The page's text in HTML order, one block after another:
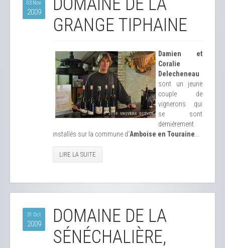
03 Nov
2009
GRANGE TIPHAINE
Damien et
Coralie
Delecheneau
sont un jeune
couple de
vignerons qui
se sont
dernièrement
installés sur la commune d'Amboise en Touraine
LIRE LA SUITE
31 Oct
2009
DOMAINE DE LA
SÉNÉCHALIÈRE,